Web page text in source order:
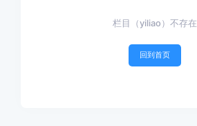
栏目（yiliao）不存在
回到首页